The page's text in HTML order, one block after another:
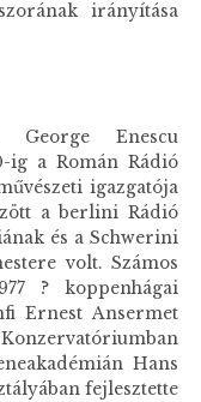
irányítása
Enescu
ig a Román Rádió
igazgatója
a berlini Rádió
és a Schwerini
volt. Számos
? koppenhágai
Ernest Ansermet
Hans
fejlesztette